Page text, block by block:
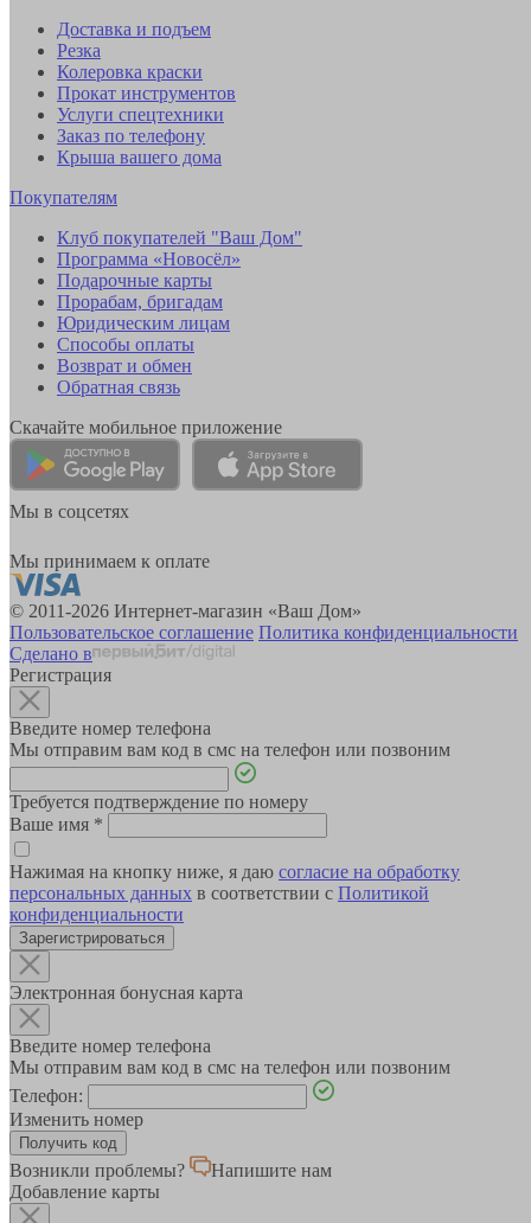
Доставка и подъем
Резка
Колеровка краски
Прокат инструментов
Услуги спецтехники
Заказ по телефону
Крыша вашего дома
Покупателям
Клуб покупателей "Ваш Дом"
Программа «Новосёл»
Подарочные карты
Прорабам, бригадам
Юридическим лицам
Способы оплаты
Возврат и обмен
Обратная связь
Скачайте мобильное приложение
Мы в соцсетях
Мы принимаем к оплате
© 2011-2026 Интернет-магазин «Ваш Дом»
Пользовательское соглашение Политика конфиденциальности
Сделано в
Регистрация
Введите номер телефона
Мы отправим вам код в смс на телефон или позвоним
Требуется подтверждение по номеру
Ваше имя *
Нажимая на кнопку ниже, я даю согласие на обработку
персональных данных в соответствии с Политикой
конфиденциальности
Зарегистрироваться
Электронная бонусная карта
Введите номер телефона
Мы отправим вам код в смс на телефон или позвоним
Телефон:
Изменить номер
Возникли проблемы?
Напишите нам
Добавление карты